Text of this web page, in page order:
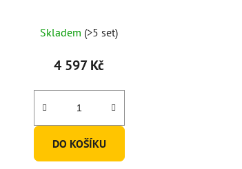
Skladem (>5 set)
4 597 Kč
DO KOŠÍKU